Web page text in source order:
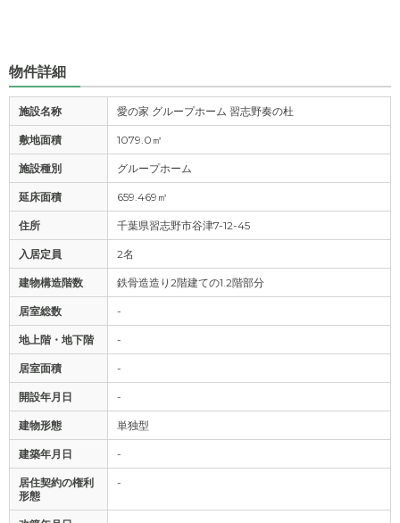
物件詳細
施設名称 愛の家 グループホーム 習志野奏の杜
敷地面積 1079.0㎡
施設種別 グループホーム
延床面積 659.469㎡
住所 千葉県習志野市谷津7-12-45
入居定員 2名
建物構造階数 鉄骨造造り2階建ての1.2階部分
居室総数 -
地上階・地下階 -
居室面積 -
開設年月日 -
建物形態 単独型
建築年月日 -
居住契約の権利
形態
-